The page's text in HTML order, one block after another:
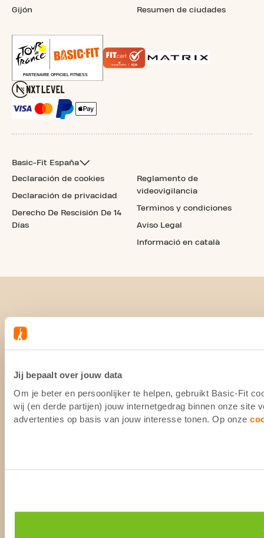
Jij bepaalt over jouw data
Om je beter en persoonlijker te helpen, gebruikt Basic-Fit
wij (en derde partijen) jouw internetgedrag binnen onze site
advertenties op basis van jouw interesse tonen. Op onze
Gijón Resumen de ciudades
Basic-Fit España
Declaración de cookies
Declaración de privacidad
Derecho De Rescisión De 14
Días
Reglamento de
videovigilancia
Terminos y condiciones
Aviso Legal
Informació en català